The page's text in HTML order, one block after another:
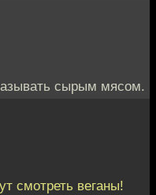
сырым мясом.
смотреть веганы!